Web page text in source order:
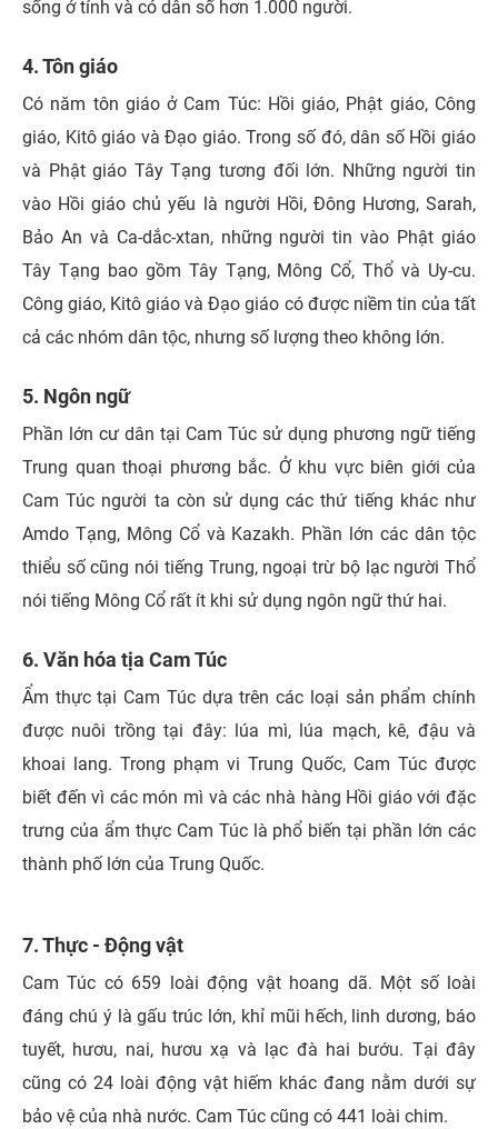
sống ở tỉnh và có dân số hơn 1.000 người.
4. Tôn giáo
Có năm tôn giáo ở Cam Túc: Hồi giáo, Phật giáo, Công
giáo, Kitô giáo và Đạo giáo. Trong số đó, dân số Hồi giáo
và Phật giáo Tây Tạng tương đối lớn. Những người tin
vào Hồi giáo chủ yếu là người Hồi, Đông Hương, Sarah,
Bảo An và Ca-dắc-xtan, những người tin vào Phật giáo
Tây Tạng bao gồm Tây Tạng, Mông Cổ, Thổ và Uy-cu.
Công giáo, Kitô giáo và Đạo giáo có được niềm tin của tất
cả các nhóm dân tộc, nhưng số lượng theo không lớn.
5. Ngôn ngữ
Phần lớn cư dân tại Cam Túc sử dụng phương ngữ tiếng
Trung quan thoại phương bắc. Ở khu vực biên giới của
Cam Túc người ta còn sử dụng các thứ tiếng khác như
Amdo Tạng, Mông Cổ và Kazakh. Phần lớn các dân tộc
thiểu số cũng nói tiếng Trung, ngoại trừ bộ lạc người Thổ
nói tiếng Mông Cổ rất ít khi sử dụng ngôn ngữ thứ hai.
6. Văn hóa tịa Cam Túc
Ẩm thực tại Cam Túc dựa trên các loại sản phẩm chính
được nuôi trồng tại đây: lúa mì, lúa mạch, kê, đậu và
khoai lang. Trong phạm vi Trung Quốc, Cam Túc được
biết đến vì các món mì và các nhà hàng Hồi giáo với đặc
trưng của ẩm thực Cam Túc là phổ biến tại phần lớn các
thành phố lớn của Trung Quốc.
7. Thực - Động vật
Cam Túc có 659 loài động vật hoang dã. Một số loài
đáng chú ý là gấu trúc lớn, khỉ mũi hếch, linh dương, báo
tuyết, hươu, nai, hươu xạ và lạc đà hai bướu. Tại đây
cũng có 24 loài động vật hiếm khác đang nằm dưới sự
bảo vệ của nhà nước. Cam Túc cũng có 441 loài chim.